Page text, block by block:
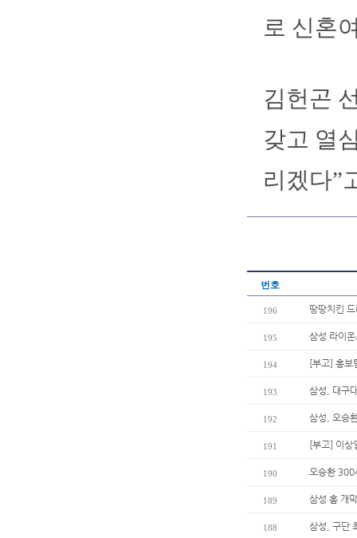
로 신혼
김헌곤
갖고 열
리겠다”
번호
196 땅땅치킨
195 삼성 라이
194 [부고] 홍보
193 삼성, 대구
192 삼성, 오승
191 [부고] 이상
190 오승환 300
189 삼성 홈 개
188 삼성, 구단